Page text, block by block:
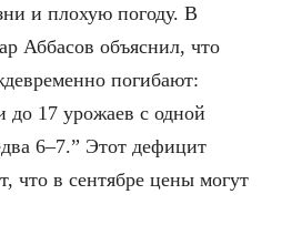
и плохую погоду. В
Аббасов объяснил, что
погибают:
до 17 урожаев с одной
6–7.” Этот дефицит
что в сентябре цены могут